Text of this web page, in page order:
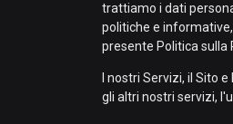
trattiamo i dati
politiche e
presente Politica sulla
I nostri Servizi, il Sito
gli altri nostri servizi,